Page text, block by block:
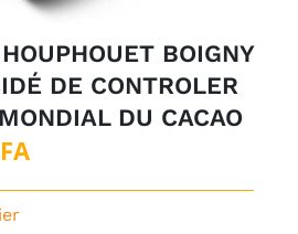
BOIGNY
DE CONTROLER
DU CACAO
Le
prix